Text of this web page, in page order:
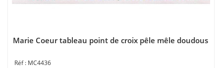
Marie Coeur tableau point de croix pêle mêle doudous
MC4436